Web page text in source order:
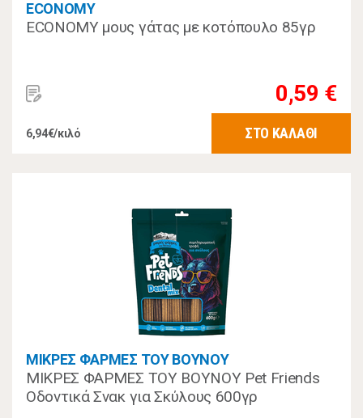
ECONOMY
ECONOMY μους γάτας με κοτόπουλο 85γρ
0,59 €
6,94€/κιλό ΣΤΟ ΚΑΛΑΘΙ
ΜΙΚΡΕΣ ΦΑΡΜΕΣ ΤΟΥ ΒΟΥΝΟΥ
ΜΙΚΡΕΣ ΦΑΡΜΕΣ ΤΟΥ ΒΟΥΝΟΥ Pet Friends
Οδοντικά Σνακ για Σκύλους 600γρ